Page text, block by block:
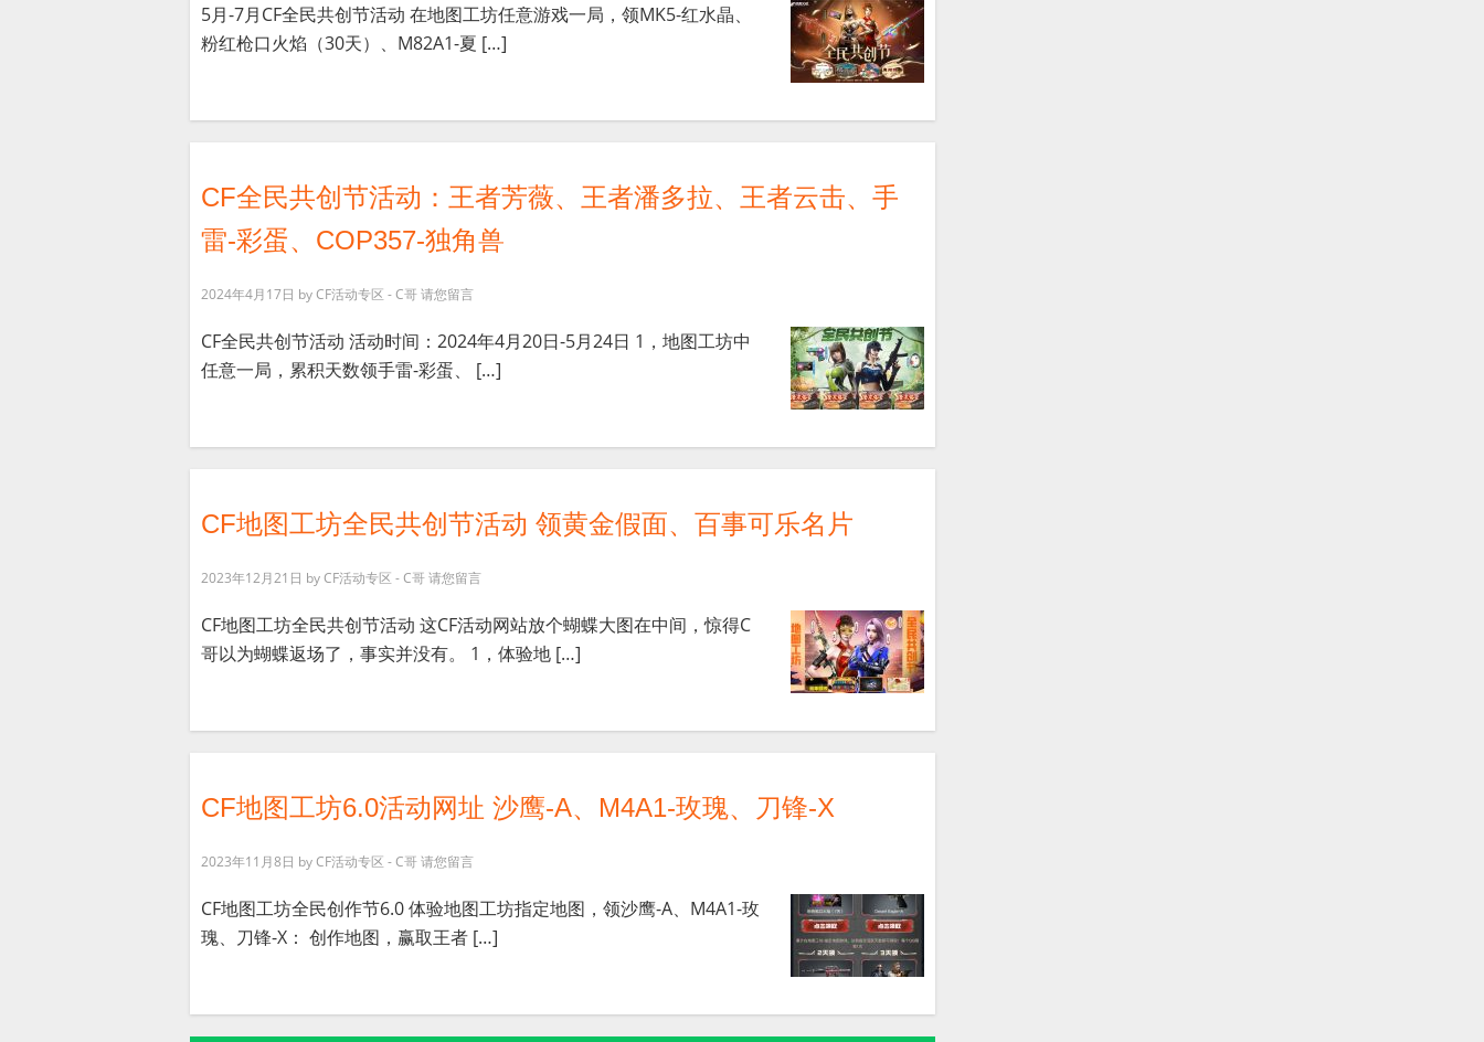
5月-7月CF全民共创节活动 在地图工坊任意游戏一局，领MK5-红水晶、
粉红枪口火焰（30天）、M82A1-夏 […]
CF全民共创节活动：王者芳薇、王者潘多拉、王者云击、手
雷-彩蛋、COP357-独角兽
2024年4月17日 byCF活动专区 - C哥请您留言
CF全民共创节活动 活动时间：2024年4月20日-5月24日 1，地图工坊中
任意一局，累积天数领手雷-彩蛋、 […]
CF地图工坊全民共创节活动 领黄金假面、百事可乐名片
2023年12月21日 byCF活动专区 - C哥请您留言
CF地图工坊全民共创节活动 这CF活动网站放个蝴蝶大图在中间，惊得C
哥以为蝴蝶返场了，事实并没有。 1，体验地 […]
CF地图工坊6.0活动网址 沙鹰-A、M4A1-玫瑰、刀锋-X
2023年11月8日 byCF活动专区 - C哥请您留言
CF地图工坊全民创作节6.0 体验地图工坊指定地图，领沙鹰-A、M4A1-玫
瑰、刀锋-X： 创作地图，赢取王者 […]